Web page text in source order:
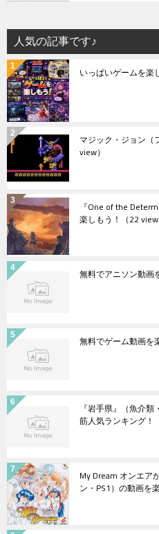
人気の記事です♪
いっぱいゲームを楽
マジック・ジョン（
view）
『One of the
楽しもう！ （22 view
無料でアニソン動画
無料でゲーム動画を
『岩手県』（魚介
筋人気ランキング！
My Dream オンエア
ン・PS1）の動画を